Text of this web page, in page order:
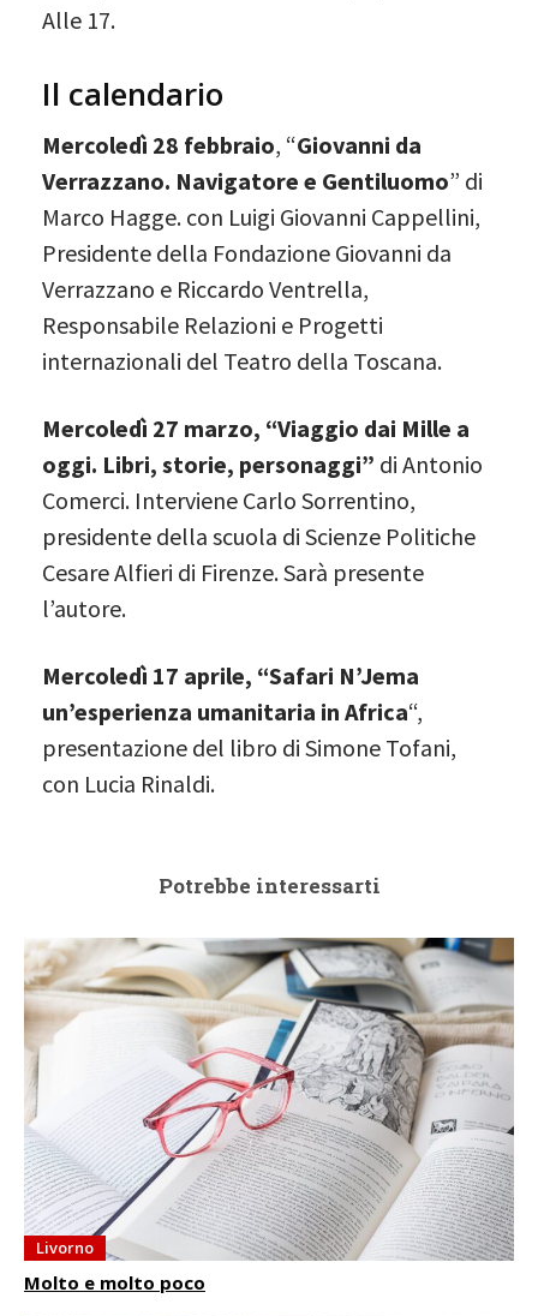
Alle 17.
Il calendario
Mercoledì 28 febbraio, “Giovanni da
Verrazzano. Navigatore e Gentiluomo” di
Marco Hagge. con Luigi Giovanni Cappellini,
Presidente della Fondazione Giovanni da
Verrazzano e Riccardo Ventrella,
Responsabile Relazioni e Progetti
internazionali del Teatro della Toscana.
Mercoledì 27 marzo, “Viaggio dai Mille a
oggi. Libri, storie, personaggi” di Antonio
Comerci. Interviene Carlo Sorrentino,
presidente della scuola di Scienze Politiche
Cesare Alfieri di Firenze. Sarà presente
l’autore.
Mercoledì 17 aprile, “Safari N’Jema
un’esperienza umanitaria in Africa“,
presentazione del libro di Simone Tofani,
con Lucia Rinaldi.
Potrebbe interessarti
Livorno
Molto e molto poco